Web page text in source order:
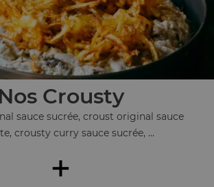
Nos Crousty
sauce sucrée, croust original sauce
crousty curry sauce sucrée, ...
+